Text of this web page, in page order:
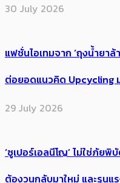
30 July 2026
แฟชั่นไอเทมจาก ‘ถุงน้ำยา
ต่อยอดแนวคิด Upcycling
29 July 2026
‘ซูเปอร์เอลนีโญ’ ไม่ใช่ภัยพิ
ต้อง​วนกลับมาใหม่ และรุน